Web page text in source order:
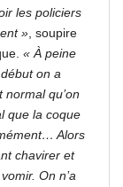
les policiers
» , soupire
« À peine
on a
qu’on
que la coque
Alors
chavirer et
On n’a